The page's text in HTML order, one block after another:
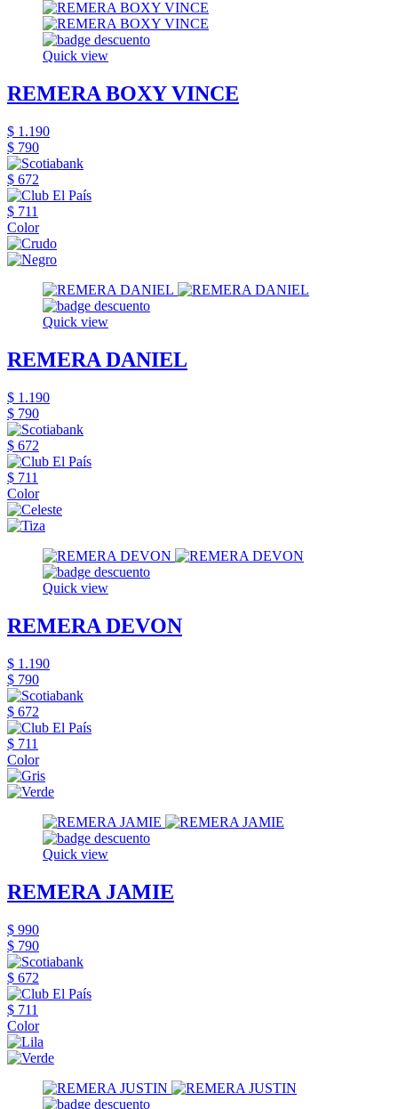
Quick view
REMERA BOXY VINCE
$ 1.190
$ 790
$ 672
$ 711
Color
Quick view
REMERA DANIEL
$ 1.190
$ 790
$ 672
$ 711
Color
Quick view
REMERA DEVON
$ 1.190
$ 790
$ 672
$ 711
Color
Quick view
REMERA JAMIE
$ 990
$ 790
$ 672
$ 711
Color